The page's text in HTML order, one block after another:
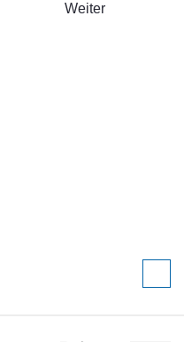
Weiter